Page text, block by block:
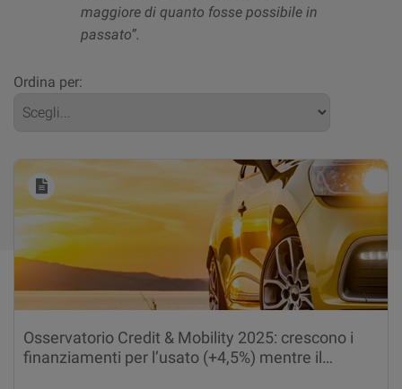
maggiore di quanto fosse possibile in
passato”.
Ordina per:
Osservatorio Credit & Mobility 2025: crescono i
finanziamenti per l’usato (+4,5%) mentre il…